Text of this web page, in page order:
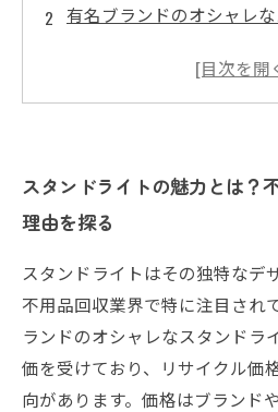
有名ブランドのオシャレ
価格相場を知って賢く！
格傾向と選び方
不用品回収で損しないため
最新動向を踏まえたスタ
ル市場まとめ
不用品回収でオシャレな
処分する完全ガイド
スタンドライトの魅力とは？
理由を探る
スタンドライトはその独特なデ
不用品回収業界で特に注目され
ランドのオシャレなスタンドラ
価を受けており、リサイクル価
向があります。価格はブランド